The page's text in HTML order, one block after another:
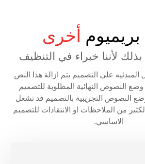
أخرى
بذلك لأننا خبراء في التنظيف
المبدئيه على التصميم يتم ازالة هذا النص
النصوص النهائية المطلوبة للتصميم
النصوص التجريبية بالتصميم قد تشغل
من الملاحظات او الانتقادات للتصميم
الاساسي.